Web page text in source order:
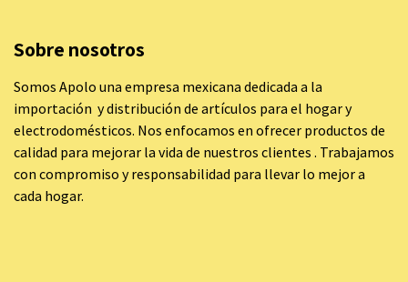
Sobre nosotros
Somos Apolo una empresa mexicana dedicada a la
importación y distribución de artículos para el hogar y
electrodomésticos. Nos enfocamos en ofrecer productos de
calidad para mejorar la vida de nuestros clientes . Trabajamos
con compromiso y responsabilidad para llevar lo mejor a
cada hogar.